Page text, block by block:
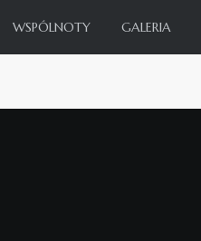
WSPÓLNOTY GALERIA